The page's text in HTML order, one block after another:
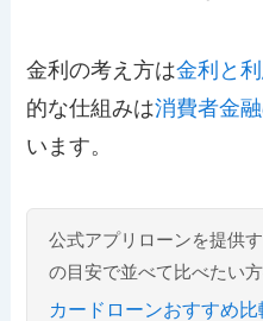
金利の考え方は金利と
的な仕組みは消費者金
います。
公式アプリローンを提供
の目安で並べて比べたい方
カードローンおすすめ